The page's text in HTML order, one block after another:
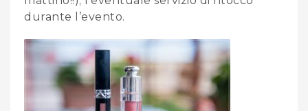
durante l’evento.